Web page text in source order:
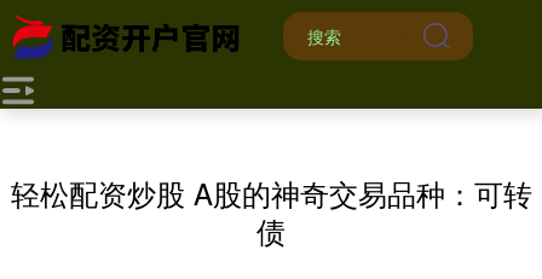
轻松配资炒股 A股的神奇交易品种：可转
债